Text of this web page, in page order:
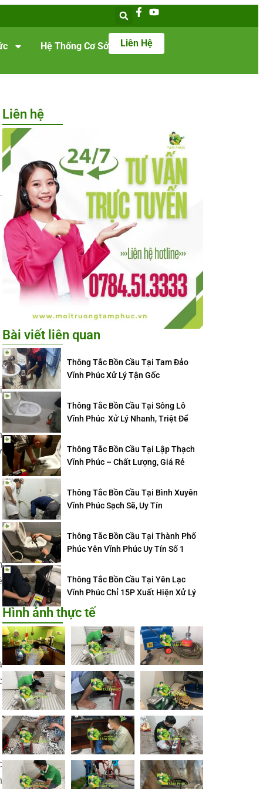
Hệ Thống Cơ Sở Liên Hệ
Liên hệ
Bài viết liên quan
Thông Tắc Bồn Cầu Tại Tam Đảo
Vĩnh Phúc Xử Lý Tận Gốc
Thông Tắc Bồn Cầu Tại Sông Lô
Vĩnh Phúc Xử Lý Nhanh, Triệt Để
Thông Tắc Bồn Cầu Tại Lập Thạch
Vĩnh Phúc – Chất Lượng, Giá Rẻ
Thông Tắc Bồn Cầu Tại Bình Xuyên
Vĩnh Phúc Sạch Sẽ, Uy Tín
Thông Tắc Bồn Cầu Tại Thành Phố
Phúc Yên Vĩnh Phúc Uy Tín Số 1
Thông Tắc Bồn Cầu Tại Yên Lạc
Vĩnh Phúc Chỉ 15P Xuất Hiện Xử Lý
Hình ảnh thực tế